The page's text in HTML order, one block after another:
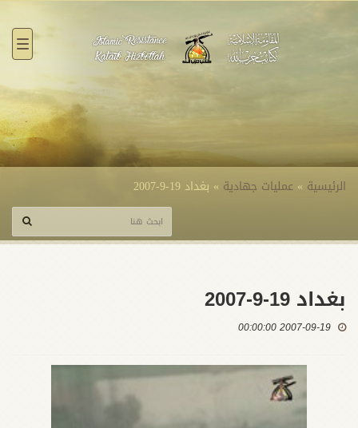
الرئيسية » عمليات جهادية » بغداد 19-9-2007
بغداد 19-9-2007
2007-09-19 00:00:00